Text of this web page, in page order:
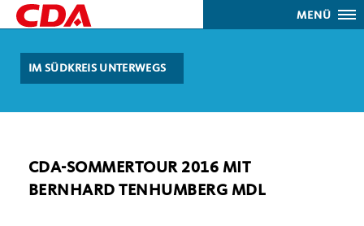
MENÜ
IM SÜDKREIS UNTERWEGS
CDA-SOMMERTOUR 2016 MIT
BERNHARD TENHUMBERG MDL